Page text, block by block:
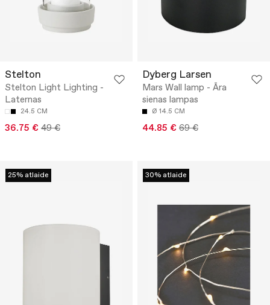
Stelton
Stelton Light Lighting -
Laternas
24.5 CM
36.75 € 49 €
Dyberg Larsen
Mars Wall lamp - Āra
sienas lampas
Ø 14.5 CM
44.85 € 69 €
25% atlaide 30% atlaide